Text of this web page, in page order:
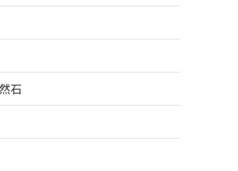
石